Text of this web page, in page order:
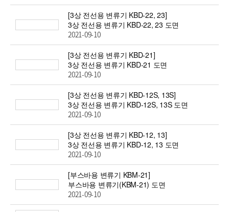
[3상 전선용 변류기 KBD-22, 23]
3상 전선용 변류기 KBD-22, 23 도면
2021-09-10
[3상 전선용 변류기 KBD-21]
3상 전선용 변류기 KBD-21 도면
2021-09-10
[3상 전선용 변류기 KBD-12S, 13S]
3상 전선용 변류기 KBD-12S, 13S 도면
2021-09-10
[3상 전선용 변류기 KBD-12, 13]
3상 전선용 변류기 KBD-12, 13 도면
2021-09-10
[부스바용 변류기 KBM-21]
부스바용 변류기(KBM-21) 도면
2021-09-10